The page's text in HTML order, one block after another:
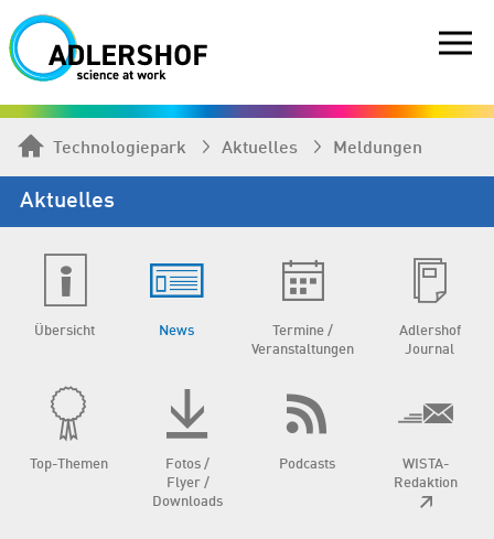
Technologiepark Aktuelles Meldungen
Aktuelles
Übersicht News
Termine /
Veranstaltungen
Adlershof
Journal
Top-Themen
Fotos /
Flyer /
Downloads
Podcasts
WISTA-
Redaktion